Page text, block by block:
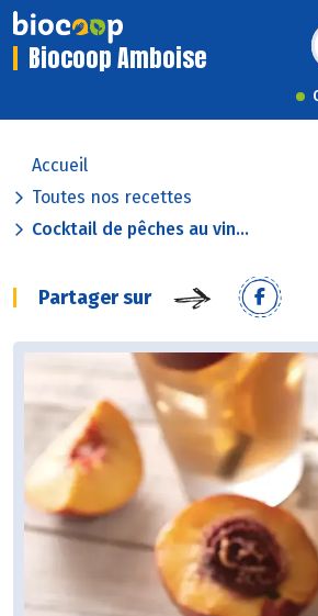
Biocoop Amboise
Accueil
Toutes nos recettes
Cocktail de pêches au vin...
Partager sur